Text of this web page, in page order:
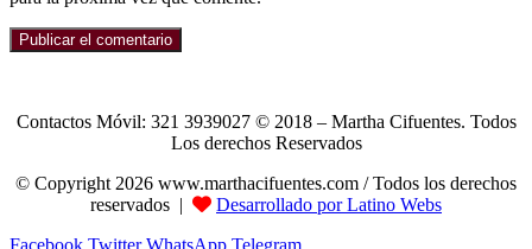
Contactos Móvil: 321 3939027 © 2018 – Martha Cifuentes. Todos
Los derechos Reservados
© Copyright 2026 www.marthacifuentes.com / Todos los derechos
reservados |
Desarrollado por Latino Webs